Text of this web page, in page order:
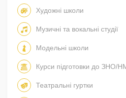
Художні школи
Музичні та вокальні студії
Модельні школи
Курси підготовки до ЗНО/
Театральні гуртки